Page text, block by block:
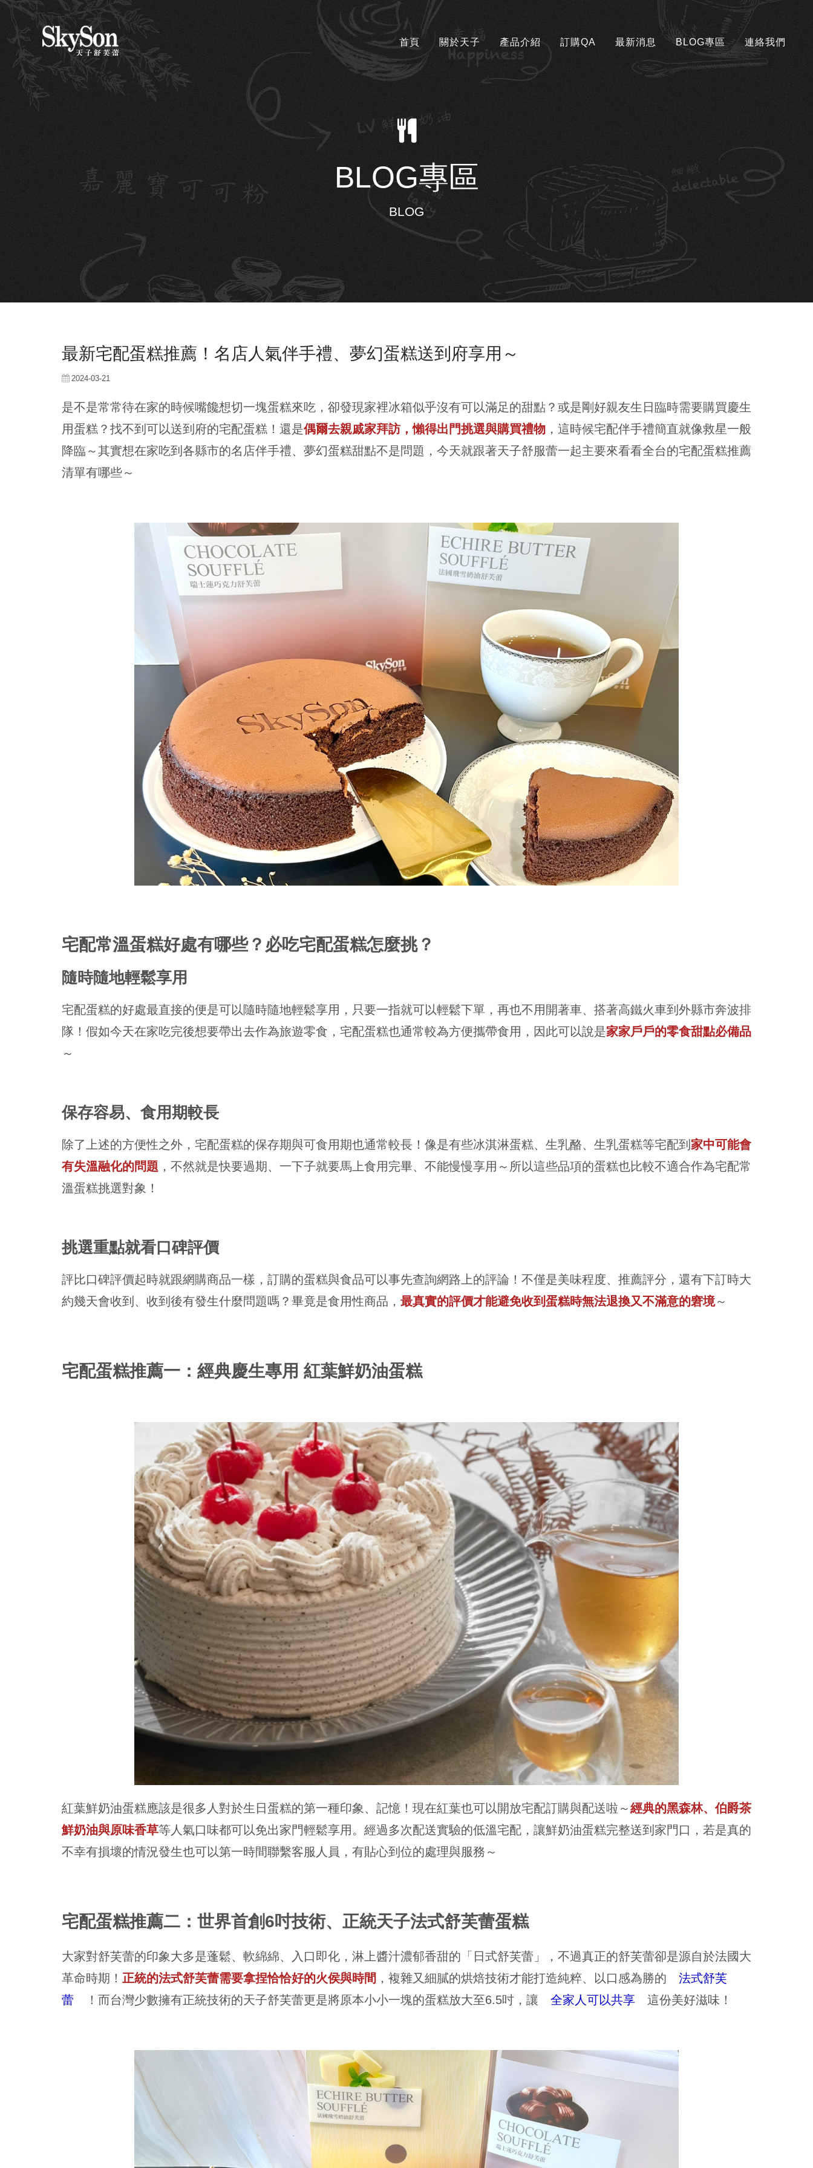
BLOG專區
BLOG
首頁 關於天子 產品介紹 訂購QA 最新消息 BLOG專區 連絡我們
最新宅配蛋糕推薦！名店人氣伴手禮、夢幻蛋糕送到府享用～
2024-03-21
是不是常常待在家的時候嘴饞想切一塊蛋糕來吃，卻發現家裡冰箱似乎沒有可以滿足的甜點？或是剛好親友生日臨時需要購買慶生
用蛋糕？找不到可以送到府的宅配蛋糕！還是偶爾去親戚家拜訪，懶得出門挑選與購買禮物 ，這時候宅配伴手禮簡直就像救星一般
降臨～其實想在家吃到各縣市的名店伴手禮、夢幻蛋糕甜點不是問題，今天就跟著天子舒服蕾一起主要來看看全台的宅配蛋糕推薦
清單有哪些～
宅配常溫蛋糕好處有哪些？必吃宅配蛋糕怎麼挑？
隨時隨地輕鬆享用
宅配蛋糕的好處最直接的便是可以隨時隨地輕鬆享用，只要一指就可以輕鬆下單，再也不用開著車、搭著高鐵火車到外縣市奔波排
隊！假如今天在家吃完後想要帶出去作為旅遊零食，宅配蛋糕也通常較為方便攜帶食用，因此可以說是家家戶戶的零食甜點必備品
～
保存容易、食用期較長
除了上述的方便性之外，宅配蛋糕的保存期與可食用期也通常較長！像是有些冰淇淋蛋糕、生乳酪、生乳蛋糕等宅配到 家中可能會
有失溫融化的問題 ，不然就是快要過期、一下子就要馬上食用完畢、不能慢慢享用～所以這些品項的蛋糕也比較不適合作為宅配常
溫蛋糕挑選對象！
挑選重點就看口碑評價
評比口碑評價起時就跟網購商品一樣，訂購的蛋糕與食品可以事先查詢網路上的評論！不僅是美味程度、推薦評分，還有下訂時大
約幾天會收到、收到後有發生什麼問題嗎？畢竟是食用性商品， 最真實的評價才能避免收到蛋糕時無法退換又不滿意的窘境～
宅配蛋糕推薦一：經典慶生專用 紅葉鮮奶油蛋糕
紅葉鮮奶油蛋糕應該是很多人對於生日蛋糕的第一種印象、記憶！現在紅葉也可以開放宅配訂購與配送啦～經典的黑森林、伯爵茶
鮮奶油與原味香草等人氣口味都可以免出家門輕鬆享用。經過多次配送實驗的低溫宅配，讓鮮奶油蛋糕完整送到家門口，若是真的
不幸有損壞的情況發生也可以第一時間聯繫客服人員，有貼心到位的處理與服務～
宅配蛋糕推薦二：世界首創6吋技術、正統天子法式舒芙蕾蛋糕
大家對舒芙蕾的印象大多是蓬鬆、軟綿綿、入口即化，淋上醬汁濃郁香甜的「日式舒芙蕾」，不過真正的舒芙蕾卻是源自於法國大
革命時期！ 正統的法式舒芙蕾需要拿捏恰恰好的火侯與時間 ，複雜又細膩的烘焙技術才能打造純粹、以口感為勝的
法式舒芙
蕾
！而台灣少數擁有正統技術的天子舒芙蕾更是將原本小小一塊的蛋糕放大至6.5吋，讓 全家人可以共享 這份美好滋味！